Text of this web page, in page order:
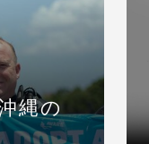
縄の